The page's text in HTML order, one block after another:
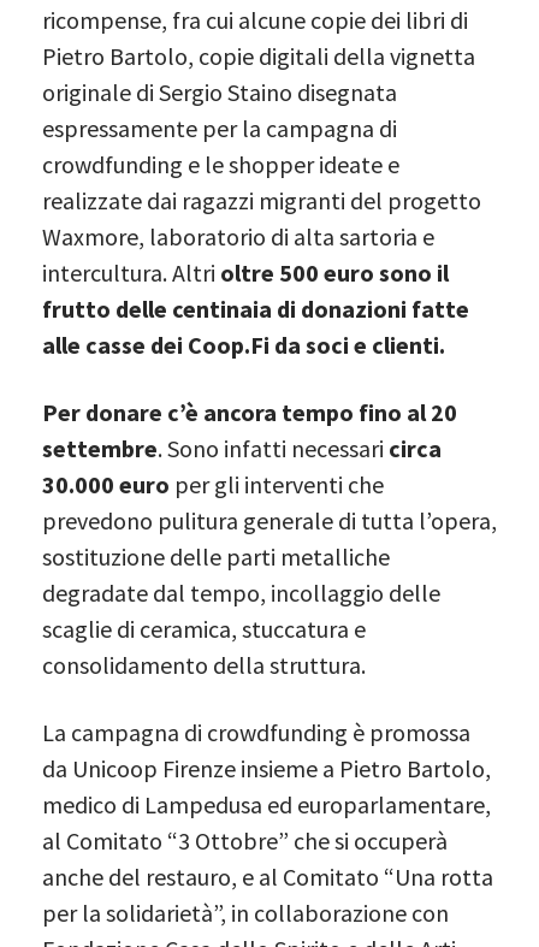
ricompense, fra cui alcune copie dei libri di
Pietro Bartolo, copie digitali della vignetta
originale di Sergio Staino disegnata
espressamente per la campagna di
crowdfunding e le shopper ideate e
realizzate dai ragazzi migranti del progetto
Waxmore, laboratorio di alta sartoria e
intercultura. Altri oltre 500 euro sono il
frutto delle centinaia di donazioni fatte
alle casse dei Coop.Fi da soci e clienti.
Per donare c’è ancora tempo fino al 20
settembre. Sono infatti necessari circa
30.000 euro per gli interventi che
prevedono pulitura generale di tutta l’opera,
sostituzione delle parti metalliche
degradate dal tempo, incollaggio delle
scaglie di ceramica, stuccatura e
consolidamento della struttura.
La campagna di crowdfunding è promossa
da Unicoop Firenze insieme a Pietro Bartolo,
medico di Lampedusa ed europarlamentare,
al Comitato “3 Ottobre” che si occuperà
anche del restauro, e al Comitato “Una rotta
per la solidarietà”, in collaborazione con